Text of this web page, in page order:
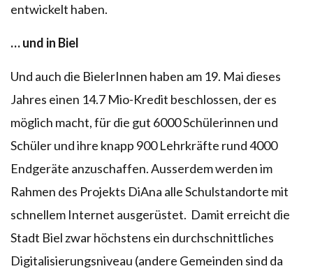
entwickelt haben.
… und in Biel
Und auch die BielerInnen haben am 19. Mai dieses
Jahres einen 14.7 Mio-Kredit beschlossen, der es
möglich macht, für die gut 6000 Schülerinnen und
Schüler und ihre knapp 900 Lehrkräfte rund 4000
Endgeräte anzuschaffen. Ausserdem werden im
Rahmen des Projekts DiAna alle Schulstandorte mit
schnellem Internet ausgerüstet. Damit erreicht die
Stadt Biel zwar höchstens ein durchschnittliches
Digitalisierungsniveau (andere Gemeinden sind da